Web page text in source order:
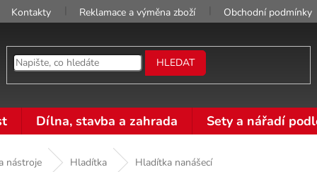
Kontakty Reklamace a výměna zboží Obchodní podmínky
HLEDAT
Dílna, stavba a zahrada Sety a nářadí
nástroje Hladítka Hladítka nanášecí